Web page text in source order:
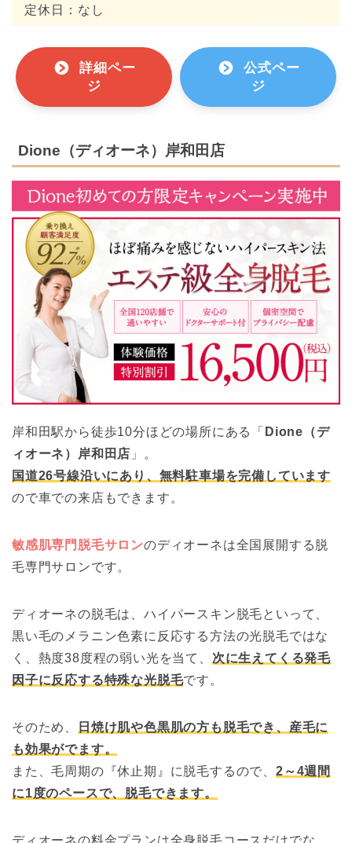
定休日：なし
詳細ペー
ジ
公式ペー
ジ
Dione（ディオーネ）岸和田店
岸和田駅から徒歩10分ほどの場所にある「 Dione（デ
ィオーネ）岸和田店 」。
国道26号線沿いにあり、無料駐車場を完備しています
ので車での来店もできます。
敏感肌専門脱毛サロンのディオーネは全国展開する脱
毛専門サロンです。
ディオーネの脱毛は、ハイパースキン脱毛といって、
黒い毛のメラニン色素に反応する方法の光脱毛ではな
く、熱度38度程の弱い光を当て、 次に生えてくる発毛
因子に反応する特殊な光脱毛です。
そのため、
日焼け肌や色黒肌の方も脱毛でき、産毛に
も効果がでます。
また、毛周期の『休止期』に脱毛するので、 2～4週間
に1度のペースで、脱毛できます。